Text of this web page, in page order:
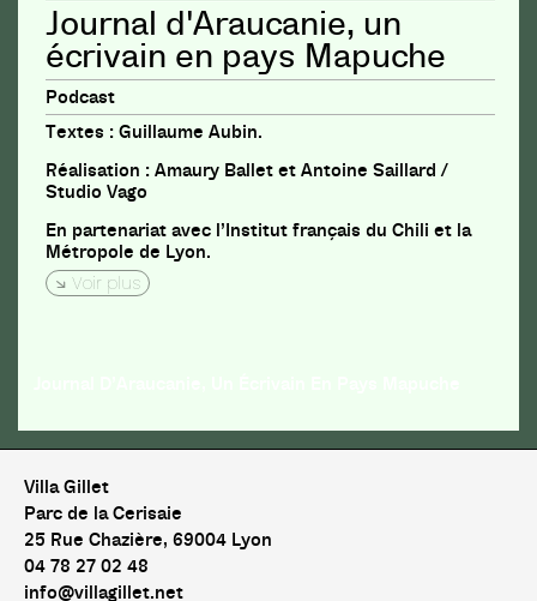
Journal d'Araucanie, un
écrivain en pays Mapuche
Podcast
Textes : Guillaume Aubin.
Réalisation : Amaury Ballet et Antoine Saillard /
Studio Vago
En partenariat avec l’Institut français du Chili et la
Métropole de Lyon.
Voir plus
Villa Gillet
Parc de la Cerisaie
25 Rue Chazière, 69004 Lyon
04 78 27 02 48
info@villagillet.net